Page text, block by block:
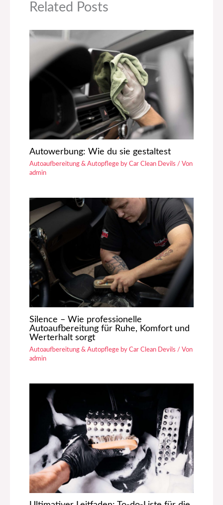
Related Posts
Autowerbung: Wie du sie gestaltest
Autoaufbereitung & Autopflege by Car Clean Devils / Von
admin
Silence – Wie professionelle
Autoaufbereitung für Ruhe, Komfort und
Werterhalt sorgt
Autoaufbereitung & Autopflege by Car Clean Devils / Von
admin